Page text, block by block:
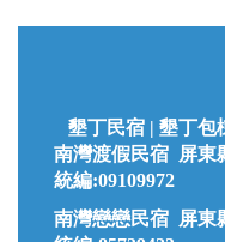
墾丁民宿 | 墾丁包
南灣渡假民宿 屏東
統編:09109972
南灣戀戀民宿 屏東